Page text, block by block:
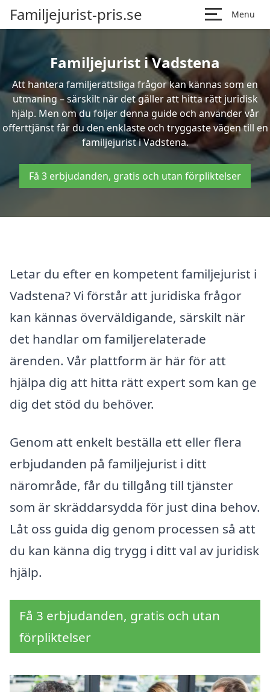
Familjejurist-pris.se Menu
Familjejurist i Vadstena
Att hantera familjerättsliga frågor kan kännas som en
utmaning – särskilt när det gäller att hitta rätt juridisk
hjälp. Men om du följer denna guide och använder vår
offerttjänst får du den enklaste och tryggaste vägen till en
familjejurist i Vadstena.
Få 3 erbjudanden, gratis och utan förpliktelser
Letar du efter en kompetent familjejurist i
Vadstena? Vi förstår att juridiska frågor
kan kännas överväldigande, särskilt när
det handlar om familjerelaterade
ärenden. Vår plattform är här för att
hjälpa dig att hitta rätt expert som kan ge
dig det stöd du behöver.
Genom att enkelt beställa ett eller flera
erbjudanden på familjejurist i ditt
närområde, får du tillgång till tjänster
som är skräddarsydda för just dina behov.
Låt oss guida dig genom processen så att
du kan känna dig trygg i ditt val av juridisk
hjälp.
Få 3 erbjudanden, gratis och utan
förpliktelser